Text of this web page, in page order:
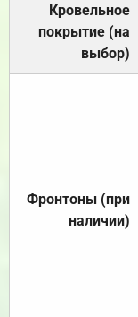
Кровельное
покрытие (на
выбор)
Фронтоны (при
наличии)